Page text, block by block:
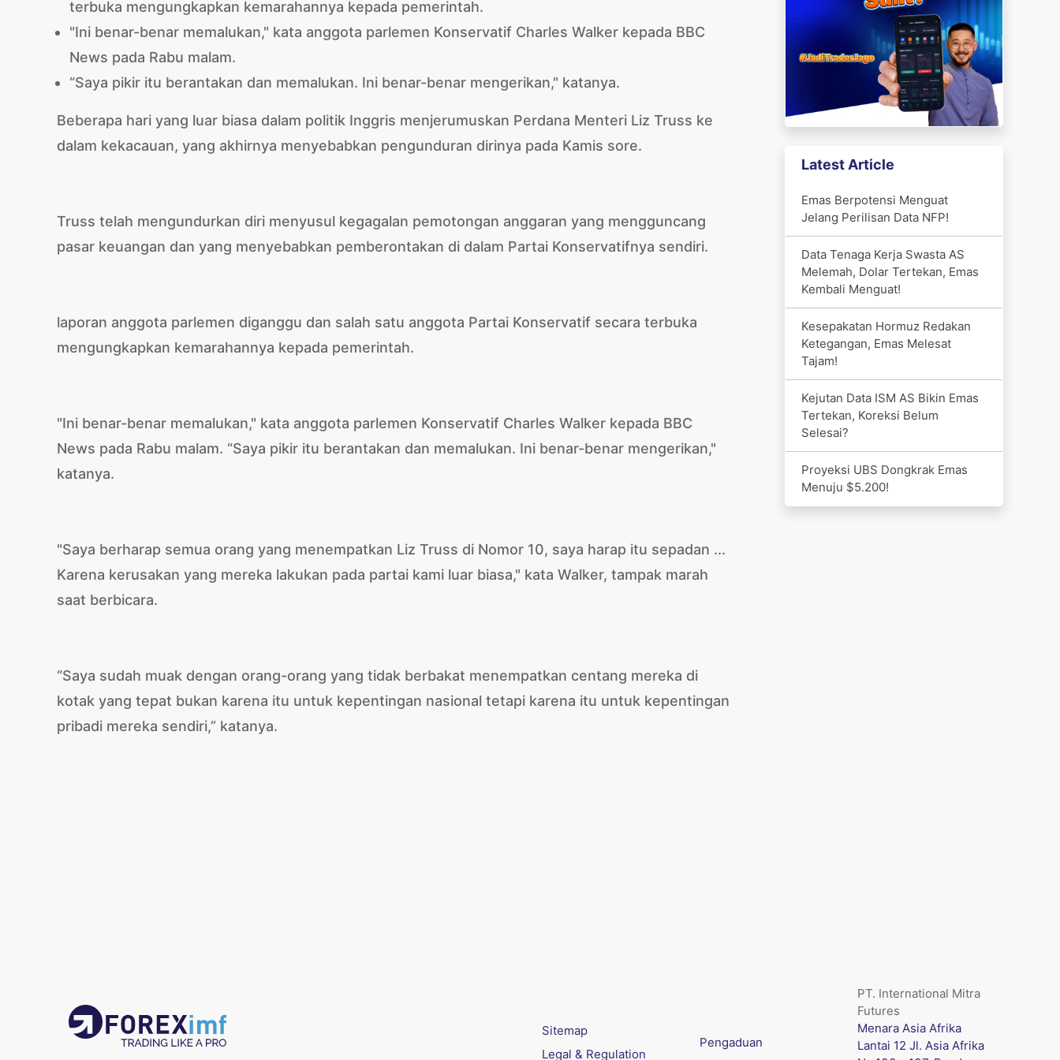
terbuka mengungkapkan kemarahannya kepada pemerintah.
"Ini benar-benar memalukan," kata anggota parlemen Konservatif Charles Walker kepada BBC
News pada Rabu malam.
“Saya pikir itu berantakan dan memalukan. Ini benar-benar mengerikan," katanya.
Beberapa hari yang luar biasa dalam politik Inggris menjerumuskan Perdana Menteri Liz Truss ke
dalam kekacauan, yang akhirnya menyebabkan pengunduran dirinya pada Kamis sore.
Truss telah mengundurkan diri menyusul kegagalan pemotongan anggaran yang mengguncang
pasar keuangan dan yang menyebabkan pemberontakan di dalam Partai Konservatifnya sendiri.
laporan anggota parlemen diganggu dan salah satu anggota Partai Konservatif secara terbuka
mengungkapkan kemarahannya kepada pemerintah.
"Ini benar-benar memalukan," kata anggota parlemen Konservatif Charles Walker kepada BBC
News pada Rabu malam. “Saya pikir itu berantakan dan memalukan. Ini benar-benar mengerikan,"
katanya.
"Saya berharap semua orang yang menempatkan Liz Truss di Nomor 10, saya harap itu sepadan ...
Karena kerusakan yang mereka lakukan pada partai kami luar biasa," kata Walker, tampak marah
saat berbicara.
“Saya sudah muak dengan orang-orang yang tidak berbakat menempatkan centang mereka di
kotak yang tepat bukan karena itu untuk kepentingan nasional tetapi karena itu untuk kepentingan
pribadi mereka sendiri,” katanya.
Latest Article
Emas Berpotensi Menguat
Jelang Perilisan Data NFP!
Data Tenaga Kerja Swasta AS
Melemah, Dolar Tertekan, Emas
Kembali Menguat!
Kesepakatan Hormuz Redakan
Ketegangan, Emas Melesat
Tajam!
Kejutan Data ISM AS Bikin Emas
Tertekan, Koreksi Belum
Selesai?
Proyeksi UBS Dongkrak Emas
Menuju $5.200!
Sitemap
Legal & Regulation
Pengaduan
PT. International Mitra
Futures
Menara Asia Afrika
Lantai 12 Jl. Asia Afrika